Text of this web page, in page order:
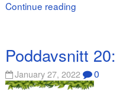
Continue reading
Poddavsnitt
January 27, 2022 0